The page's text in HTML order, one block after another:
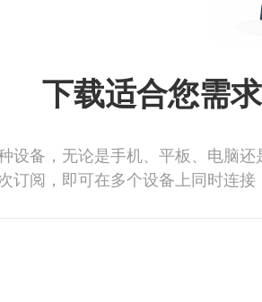
下载适合您需
设备，无论是手机、平板、电脑还
订阅，即可在多个设备上同时连接